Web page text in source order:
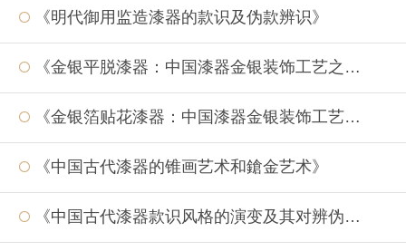
《明代御用监造漆器的款识及伪款辨识》
《金银平脱漆器：中国漆器金银装饰工艺之二》
《金银箔贴花漆器：中国漆器金银装饰工艺之一》
《中国古代漆器的锥画艺术和鎗金艺术》
《中国古代漆器款识风格的演变及其对辨伪的意义》